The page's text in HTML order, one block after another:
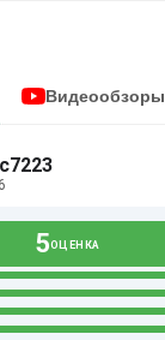
Видеообзоры
5ОЦЕНКА